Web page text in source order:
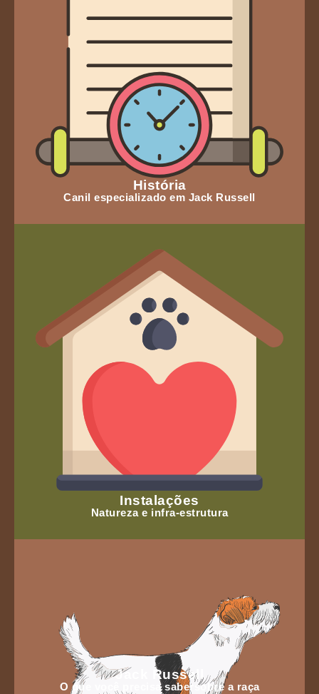
História
Canil especializado em Jack Russell
Instalações
Natureza e infra-estrutura
Jack Russell
O que você precisa sabersobre a raça